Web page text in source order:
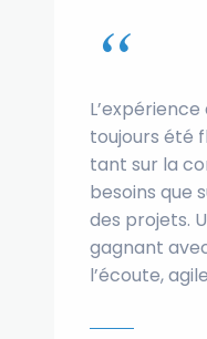
“
toujours été
tant sur la
besoins que
des projets.
gagnant
l’écoute,